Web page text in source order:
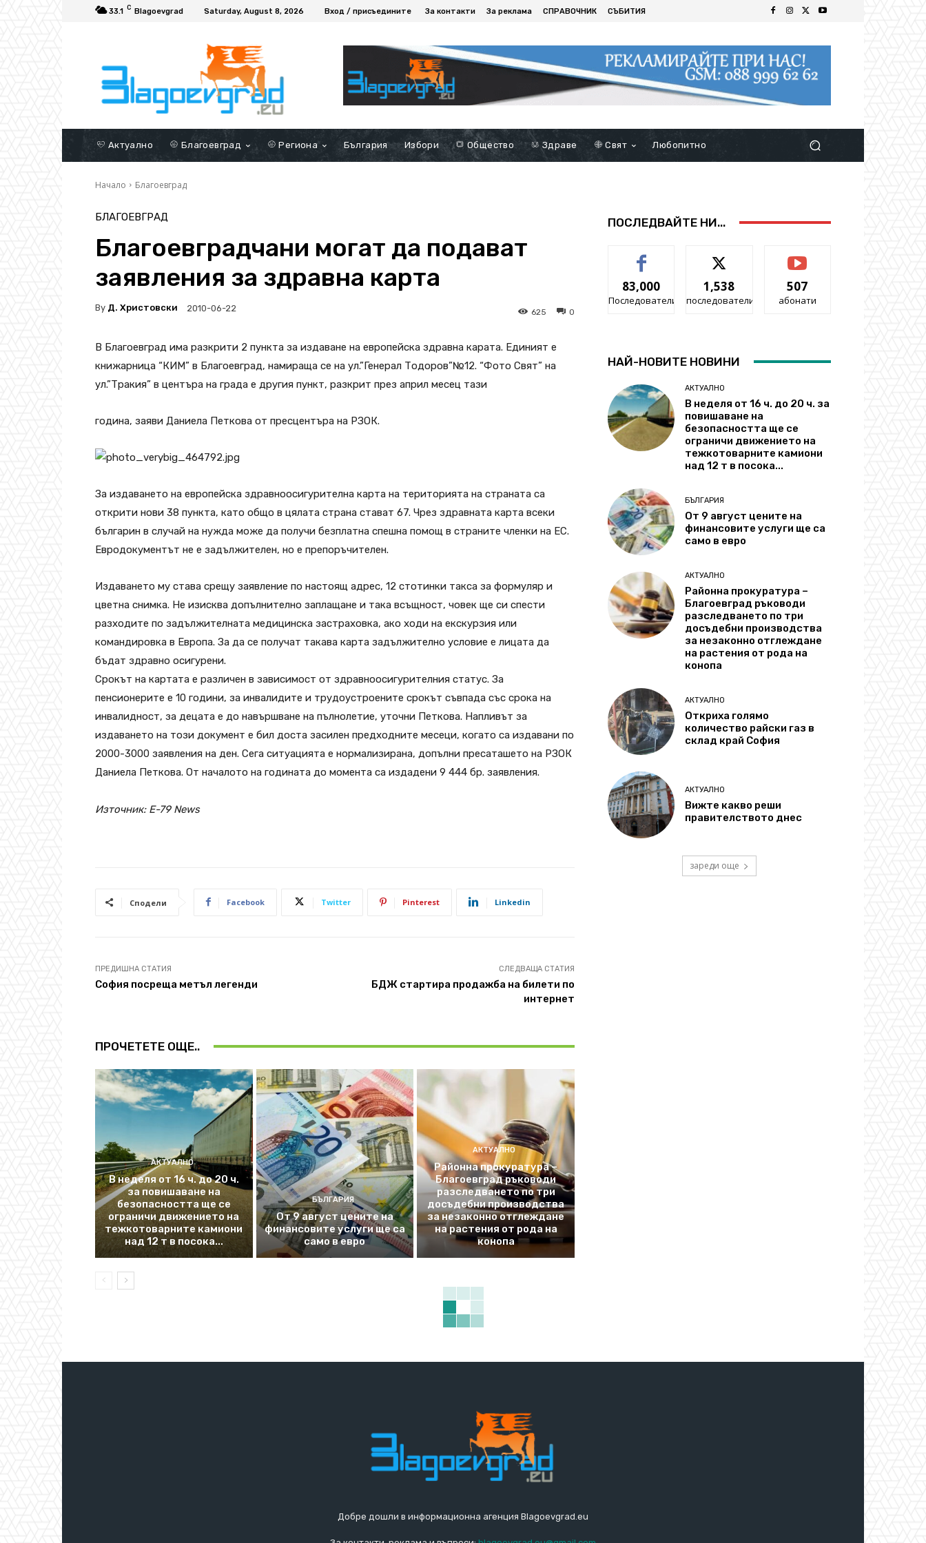
33.1 C Blagoevgrad Saturday, August 8, 2026 Вход / присъедините За контакти За реклама СПРАВОЧНИК СЪБИТИЯ
Актуално Благоевград Региона България Избори Общество Здраве Свят Любопитно
Начало Благоевград
БЛАГОЕВГРАД
Благоевградчани могат да подават
заявления за здравна карта
By Д. Христовски 2010-06-22 0
625
В Благоевград има разкрити 2 пункта за издаване на европейска здравна карата. Единият е
книжарница “КИМ” в Благоевград, намираща се на ул.”Генерал Тодоров”№12. “Фото Свят” на
ул.”Тракия” в центъра на града е другия пункт, разкрит през април месец тази
година, заяви Даниела Петкова от пресцентъра на РЗОК.
За издаването на европейска здравноосигурителна карта на територията на страната са
открити нови 38 пункта, като общо в цялата страна стават 67. Чрез здравната карта всеки
българин в случай на нужда може да получи безплатна спешна помощ в страните членки на ЕС.
Евродокументът не е задължителен, но е препоръчителен.
Издаването му става срещу заявление по настоящ адрес, 12 стотинки такса за формуляр и
цветна снимка. Не изисква допълнително заплащане и така всъщност, човек ще си спести
разходите по задължителната медицинска застраховка, ако ходи на екскурзия или
командировка в Европа. За да се получат такава карта задължително условие е лицата да
бъдат здравно осигурени.
Срокът на картата е различен в зависимост от здравноосигурителния статус. За
пенсионерите е 10 години, за инвалидите и трудоустроените срокът съвпада със срока на
инвалидност, за децата е до навършване на пълнолетие, уточни Петкова. Напливът за
издаването на този документ е бил доста засилен предходните месеци, когато са издавани по
2000-3000 заявления на ден. Сега ситуацията е нормализирана, допълни пресаташето на РЗОК
Даниела Петкова. От началото на годината до момента са издадени 9 444 бр. заявления.
Източник: E-79 News
Сподели Facebook Twitter Pinterest Linkedin
ПРЕДИШНА СТАТИЯ
София посреща метъл легенди
СЛЕДВАЩА СТАТИЯ
БДЖ стартира продажба на билети по
интернет
ПРОЧЕТЕТЕ ОЩЕ..
АКТУАЛНО
В неделя от 16 ч. до 20 ч.
за повишаване на
безопасността ще се
ограничи движението на
тежкотоварните камиони
над 12 т в посока...
БЪЛГАРИЯ
От 9 август цените на
финансовите услуги ще са
само в евро
АКТУАЛНО
Районна прокуратура –
Благоевград ръководи
разследването по три
досъдебни производства
за незаконно отглеждане
на растения от рода на
конопа
ПОСЛЕДВАЙТЕ НИ...
83,000
Последователи
1,538
последователи
507
абонати
НАЙ-НОВИТЕ НОВИНИ
АКТУАЛНО
В неделя от 16 ч. до 20 ч. за
повишаване на
безопасността ще се
ограничи движението на
тежкотоварните камиони
над 12 т в посока...
БЪЛГАРИЯ
От 9 август цените на
финансовите услуги ще са
само в евро
АКТУАЛНО
Районна прокуратура –
Благоевград ръководи
разследването по три
досъдебни производства
за незаконно отглеждане
на растения от рода на
конопа
АКТУАЛНО
Откриха голямо
количество райски газ в
склад край София
АКТУАЛНО
Вижте какво реши
правителството днес
зареди още
Добре дошли в информационна агенция Blagoevgrad.eu